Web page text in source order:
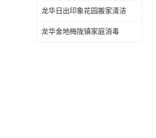
龙华日出印象花园搬家清洁
龙华金地梅陇镇家庭消毒